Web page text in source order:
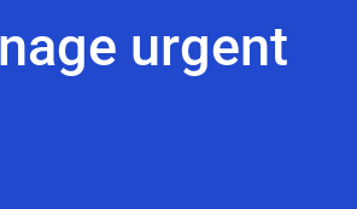
urgent